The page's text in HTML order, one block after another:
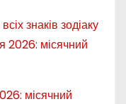
знаків зодіаку
2026: місячний
місячний